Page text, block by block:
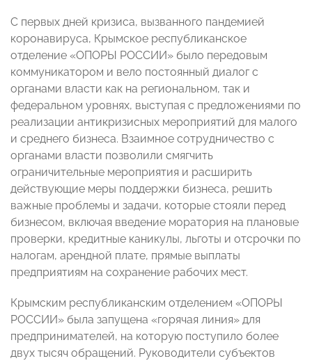
С первых дней кризиса, вызванного пандемией
коронавируса, Крымское республиканское
отделение «ОПОРЫ РОССИИ» было передовым
коммуникатором и вело постоянный диалог с
органами власти как на региональном, так и
федеральном уровнях, выступая с предложениями по
реализации антикризисных мероприятий для малого
и среднего бизнеса. Взаимное сотрудничество с
органами власти позволили смягчить
ограничительные мероприятия и расширить
действующие меры поддержки бизнеса, решить
важные проблемы и задачи, которые стояли перед
бизнесом, включая введение моратория на плановые
проверки, кредитные каникулы, льготы и отсрочки по
налогам, арендной плате, прямые выплаты
предприятиям на сохранение рабочих мест.
Крымским республиканским отделением «ОПОРЫ
РОССИИ» была запущена «горячая линия» для
предпринимателей, на которую поступило более
двух тысяч обращений. Руководители субъектов